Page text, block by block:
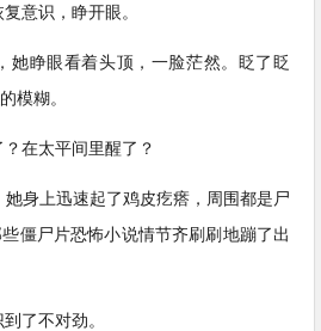
意识，睁开眼。
睁眼看着头顶，一脸茫然。眨了眨
模糊。
在太平间里醒了？
上迅速起了鸡皮疙瘩，周围都是尸
僵尸片恐怖小说情节齐刷刷地蹦了出
了不对劲。